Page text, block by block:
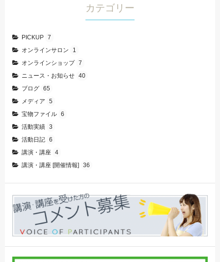
カテゴリー
PICKUP 7
オンラインサロン
1
オンラインショップ 7
ニュース・お知らせ 40
ブログ 65
メディア
5
宝物ファイル 6
活動実績 3
活動日記 6
講演・講座 4
講演・講座 [開催情報]
36